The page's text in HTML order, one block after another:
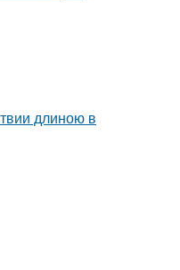
длиною в